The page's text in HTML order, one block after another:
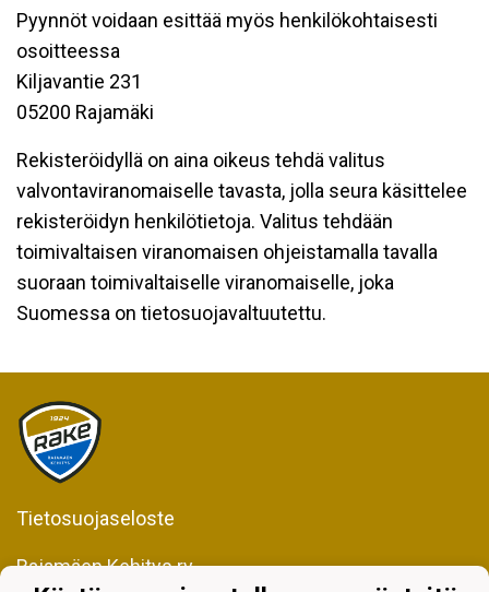
Pyynnöt voidaan esittää myös henkilökohtaisesti
osoitteessa
Kiljavantie 231
05200 Rajamäki
Rekisteröidyllä on aina oikeus tehdä valitus
valvontaviranomaiselle tavasta, jolla seura käsittelee
rekisteröidyn henkilötietoja. Valitus tehdään
toimivaltaisen viranomaisen ohjeistamalla tavalla
suoraan toimivaltaiselle viranomaiselle, joka
Suomessa on tietosuojavaltuutettu.
Tietosuojaseloste
Rajamäen Kehitys ry